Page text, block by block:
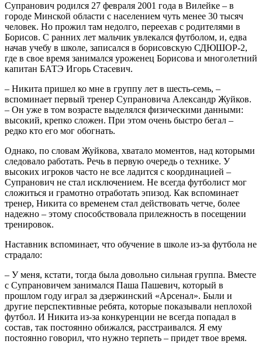
Супранович родился 27 февраля 2001 года в Вилейке – в
городе Минской области с населением чуть менее 30 тысяч
человек. Но прожил там недолго, переехав с родителями в
Борисов. С ранних лет мальчик увлекался футболом, и, едва
начав учебу в школе, записался в борисовскую СДЮШОР-2,
где в свое время занимался уроженец Борисова и многолетний
капитан БАТЭ Игорь Стасевич.
– Никита пришел ко мне в группу лет в шесть-семь, –
вспоминает первый тренер Супрановича Александр Жуйков.
– Он уже в том возрасте выделялся физическими данными:
высокий, крепко сложен. При этом очень быстро бегал –
редко кто его мог обогнать.
Однако, по словам Жуйкова, хватало моментов, над которыми
следовало работать. Речь в первую очередь о технике. У
высоких игроков часто не все ладится с координацией –
Супранович не стал исключением. Не всегда футболист мог
сложиться и грамотно отработать эпизод. Как вспоминает
тренер, Никита со временем стал действовать четче, более
надежно – этому способствовала прилежность в посещении
тренировок.
Наставник вспоминает, что обучение в школе из-за футбола не
страдало:
– У меня, кстати, тогда была довольно сильная группа. Вместе
с Супрановичем занимался Паша Пашевич, который в
прошлом году играл за дзержинский «Арсенал». Были и
другие перспективные ребята, которые показывали неплохой
футбол. И Никита из-за конкуренции не всегда попадал в
состав, так постоянно обижался, расстраивался. Я ему
постоянно говорил, что нужно терпеть – придет твое время.